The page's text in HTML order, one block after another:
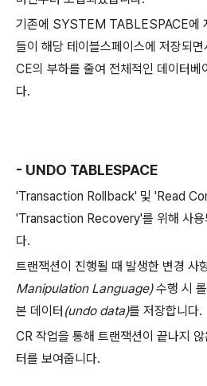
기존에 SYSTEM TABLESPACE에
들이 해당 테이블스페이스에 저장되
CE의 부하를 줄여 전체적인 데이터베
다.
- UNDO TABLESPACE
'Transaction Rollback' 및 'Read
'Transaction Recovery'를 위해 사용
다.
트랜잭션이 진행될 때 발생한 변경 사
Manipulation Language)수행 시
본 데이터 (undo data)를 저장합니다.
CR 작업을 통해 트랜잭션이 끝나지
터를 보여줍니다.